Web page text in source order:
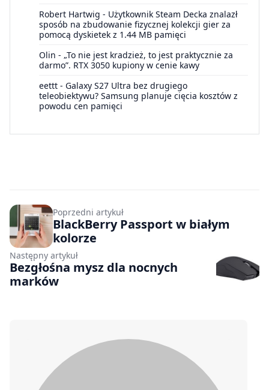
Robert Hartwig - Użytkownik Steam Decka znalazł
sposób na zbudowanie fizycznej kolekcji gier za
pomocą dyskietek z 1.44 MB pamięci
Olin - „To nie jest kradzież, to jest praktycznie za
darmo”. RTX 3050 kupiony w cenie kawy
eettt - Galaxy S27 Ultra bez drugiego
teleobiektywu? Samsung planuje cięcia kosztów z
powodu cen pamięci
Poprzedni artykuł
BlackBerry Passport w białym
kolorze
Następny artykuł
Bezgłośna mysz dla nocnych
marków